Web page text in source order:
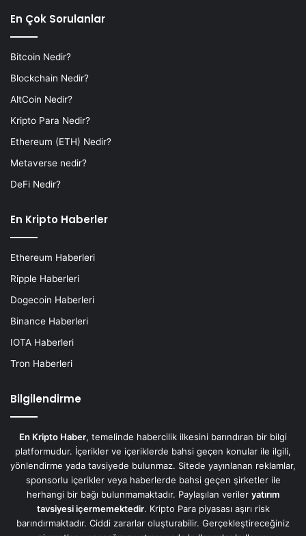
En Çok Sorulanlar
Bitcoin Nedir?
Blockchain Nedir?
AltCoin Nedir?
Kripto Para Nedir?
Ethereum (ETH) Nedir?
Metaverse nedir?
DeFi Nedir?
En Kripto Haberler
Ethereum Haberleri
Ripple Haberleri
Dogecoin Haberleri
Binance Haberleri
IOTA Haberleri
Tron Haberleri
Bilgilendirme
En Kripto Haber, temelinde habercilik ilkesini barındıran bir bilgi
platformudur. İçerikler ve içeriklerde bahsi geçen konular ile ilgili,
yönlendirme yada tavsiyede bulunmaz. Sitede yayınlanan reklamlar,
sponsorlu içerikler veya haberlerde bahsi geçen şirketler ile
herhangi bir bağı bulunmamaktadır. Paylaşılan veriler yatırım
tavsiyesi içermemektedir. Kripto Para piyasası aşırı risk
barındırmaktadır. Ciddi zararlar oluşturabilir. Gerçekleştireceğiniz